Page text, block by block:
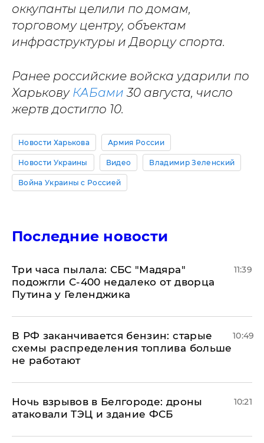
оккупанты целили по домам,
торговому центру, объектам
инфраструктуры и Дворцу спорта.
Ранее российские войска ударили по
Харькову КАБами 30 августа, число
жертв достигло 10.
Новости Харькова Армия России
Новости Украины Видео Владимир Зеленский
Война Украины с Россией
Последние новости
Три часа пылала: СБС "Мадяра"
подожгли С-400 недалеко от дворца
Путина у Геленджика
11:39
​В РФ заканчивается бензин: старые
схемы распределения топлива больше
не работают
10:49
​Ночь взрывов в Белгороде: дроны
атаковали ТЭЦ и здание ФСБ
10:21